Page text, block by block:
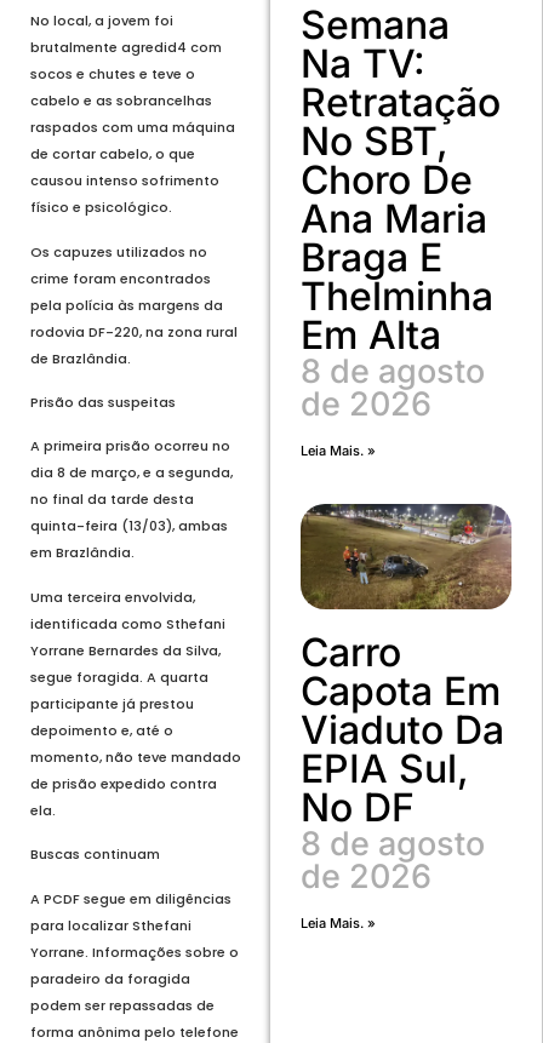
No local, a jovem foi
brutalmente agredid4 com
socos e chutes e teve o
cabelo e as sobrancelhas
raspados com uma máquina
de cortar cabelo, o que
causou intenso sofrimento
físico e psicológico.
Os capuzes utilizados no
crime foram encontrados
pela polícia às margens da
rodovia DF-220, na zona rural
de Brazlândia.
Prisão das suspeitas
A primeira prisão ocorreu no
dia 8 de março, e a segunda,
no final da tarde desta
quinta-feira (13/03), ambas
em Brazlândia.
Uma terceira envolvida,
identificada como Sthefani
Yorrane Bernardes da Silva,
segue foragida. A quarta
participante já prestou
depoimento e, até o
momento, não teve mandado
de prisão expedido contra
ela.
Buscas continuam
A PCDF segue em diligências
para localizar Sthefani
Yorrane. Informações sobre o
paradeiro da foragida
podem ser repassadas de
forma anônima pelo telefone
Semana
Na TV:
Retratação
No SBT,
Choro De
Ana Maria
Braga E
Thelminha
Em Alta
8 de agosto
de 2026
Leia Mais. »
Carro
Capota Em
Viaduto Da
EPIA Sul,
No DF
8 de agosto
de 2026
Leia Mais. »